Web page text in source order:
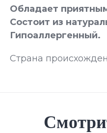
Обладает
Состоит из
Гипоаллергенный.
Страна